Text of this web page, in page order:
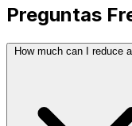
Preguntas
How much can I reduce